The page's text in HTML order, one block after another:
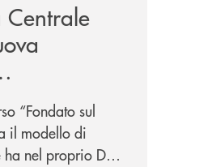
si dice
la cosa
“Fondato sul
il modello di
nel proprio DNA